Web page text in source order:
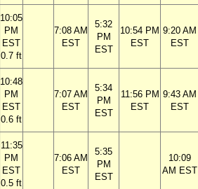
10:05
PM
EST
0.7 ft
7:08 AM
EST
5:32
PM
EST
10:54 PM
EST
9:20 AM
EST
10:48
PM
EST
0.6 ft
7:07 AM
EST
5:34
PM
EST
11:56 PM
EST
9:43 AM
EST
11:35
PM
EST
0.5 ft
7:06 AM
EST
5:35
PM
EST
10:09
AM EST